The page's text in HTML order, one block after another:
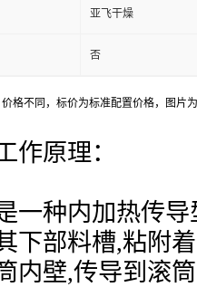
亚飞干燥
否
格不同，标价为标准配置价格，图
作原理：
一种内加热传
下部料槽,粘附
内壁,传导到滚